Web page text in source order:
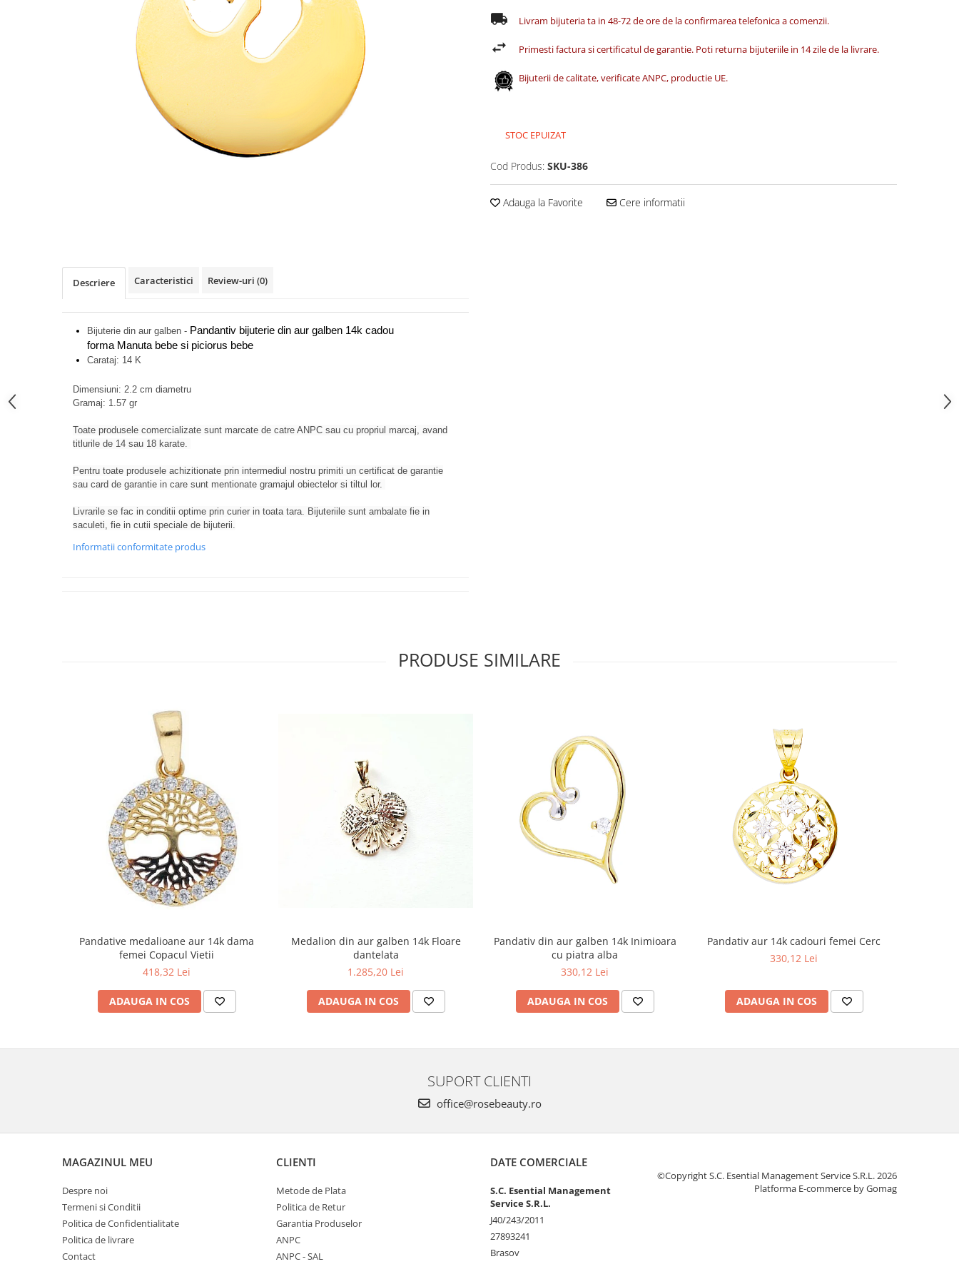
Cercei de aur lungi cu lant
Livram bijuteria ta in 48-72 de ore de la confirmarea telefonica a comenzii.
Primesti factura si certificatul de garantie. Poti returna bijuteriile in 14 zile de la livrare.
Bijuterii de calitate, verificate ANPC, productie UE.
STOC EPUIZAT
Cod Produs: SKU-386
Adauga la Favorite Cere informatii
Descriere Caracteristici Review-uri (0)
Bijuterie din aur galben - Pandantiv bijuterie din aur galben 14k cadou
forma Manuta bebe si piciorus bebe
Carataj: 14 K
Dimensiuni: 2.2 cm diametru
Gramaj: 1.57 gr
Toate produsele comercializate sunt marcate de catre ANPC sau cu propriul marcaj, avand
titlurile de 14 sau 18 karate.
Pentru toate produsele achizitionate prin intermediul nostru primiti un certificat de garantie
sau card de garantie in care sunt mentionate gramajul obiectelor si tiltul lor.
Livrarile se fac in conditii optime prin curier in toata tara. Bijuteriile sunt ambalate fie in
saculeti, fie in cutii speciale de bijuterii.
Informatii conformitate produs
PRODUSE SIMILARE
Pandative medalioane aur 14k dama
femei Copacul Vietii
418,32 Lei
ADAUGA IN COS
Medalion din aur galben 14k Floare
dantelata
1.285,20 Lei
ADAUGA IN COS
Pandativ din aur galben 14k Inimioara
cu piatra alba
330,12 Lei
ADAUGA IN COS
Pandativ aur 14k cadouri femei Cerc
330,12 Lei
ADAUGA IN COS
SUPORT CLIENTI
office@rosebeauty.ro
MAGAZINUL MEU
Despre noi
Termeni si Conditii
Politica de Confidentialitate
Politica de livrare
Contact
CLIENTI
Metode de Plata
Politica de Retur
Garantia Produselor
ANPC
ANPC - SAL
DATE COMERCIALE
S.C. Esential Management
Service S.R.L.
J40/243/2011
27893241
Brasov
©Copyright S.C. Esential Management Service S.R.L. 2026
Platforma E-commerce by Gomag